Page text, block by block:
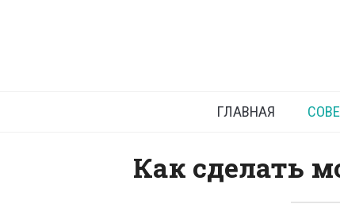
ГЛАВНАЯ
Как сделать